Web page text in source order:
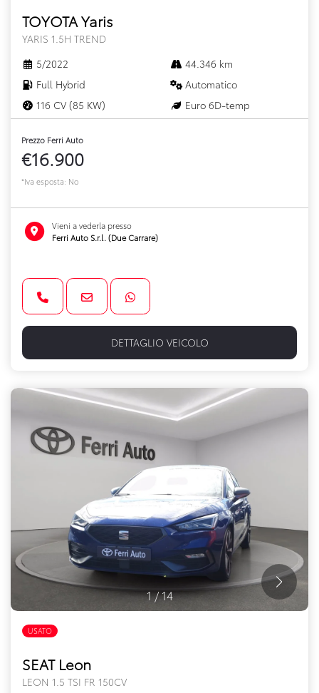
TOYOTA Yaris
YARIS 1.5H TREND
5/2022
44.346 km
Full Hybrid
Automatico
116 CV (85 KW)
Euro 6D-temp
Prezzo Ferri Auto
€16.900
*Iva esposta: No
Vieni a vederla presso
Ferri Auto S.r.l. (Due Carrare)
DETTAGLIO VEICOLO
1/14
USATO
SEAT Leon
LEON 1.5 TSI FR 150CV